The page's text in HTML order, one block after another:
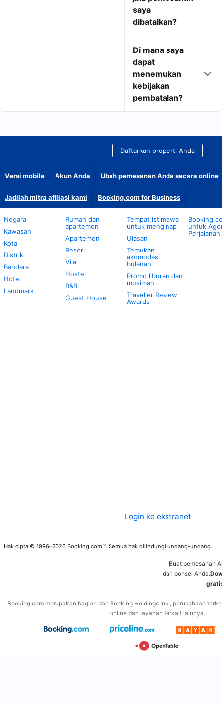
saya
dibatalkan?
Di mana saya
dapat
menemukan
kebijakan
pembatalan?
Daftarkan properti Anda
Versi mobile Akun Anda Ubah pemesanan Anda secara online
Jadilah mitra afiliasi kami Booking.com for Business
Negara
Kawasan
Kota
Distrik
Bandara
Hotel
Landmark
Rumah dan
apartemen
Apartemen
Resor
Vila
Hostel
B&B
Guest House
Tempat istimewa
untuk menginap
Ulasan
Temukan
akomodasi
bulanan
Promo liburan dan
musiman
Traveller Review
Awards
untuk
Perjalanan
Login ke ekstranet
Hak cipta © 1996–2026 Booking.com™. Semua hak dilindungi undang-undang.
Buat pemesanan
dari ponsel Anda.
Booking.com merupakan bagian dari Booking Holdings Inc., perusahaan
online dan layanan terkait lainnya.